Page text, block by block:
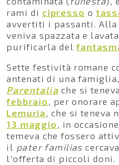
rami di cipresso o
avvertiti i passanti.
veniva spazzata e
purificarla del
Sette festività romane
antenati di una
Parentalia che si
febbraio, per onorare
Lemuria, che si teneva
13 maggio, in
temeva che fossero
il pater familias
l'offerta di piccoli doni.